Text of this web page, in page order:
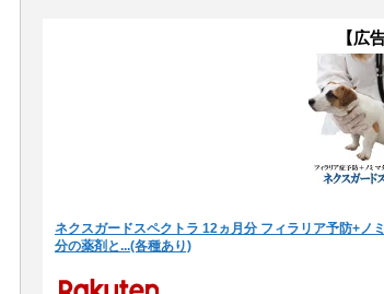
【広
ネクスガードスペクトラ 12ヵ月分 フィラリア予防+ノ
分の薬剤と...(各種あり)